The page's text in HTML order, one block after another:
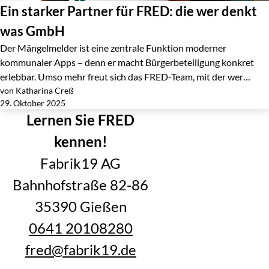
Ein starker Partner für FRED: die wer denkt
was GmbH
Der Mängelmelder ist eine zentrale Funktion moderner
kommunaler Apps – denn er macht Bürgerbeteiligung konkret
erlebbar. Umso mehr freut sich das FRED-Team, mit der wer…
von Katharina Creß
29. Oktober 2025
Lernen Sie FRED
kennen!
Fabrik19 AG
Bahnhofstraße 82-86
35390 Gießen
0641 20108280
fred@fabrik19.de